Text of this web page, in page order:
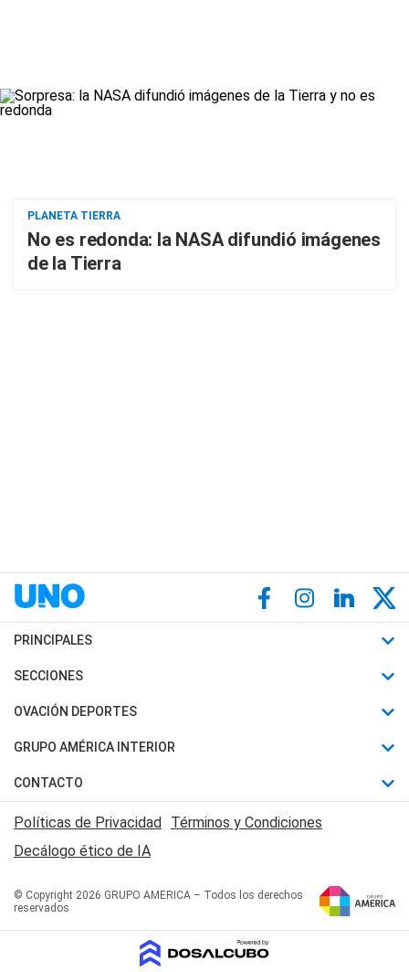
PLANETA TIERRA
No es redonda: la NASA difundió imágenes
de la Tierra
PRINCIPALES
Últimas Noticias
Política
Judiciales
Economia
SECCIONES
Horóscopo
Motores
Trucos caseros
Series y Películas
Edictos y Solicitadas
OVACIÓN DEPORTES
Fútbol
Mundial
Automovilismo
Rugby
Básquet
GRUPO AMÉRICA INTERIOR
Canal 7 en Vivo
San Juan 8
CONTACTO
Acerca de Nosotros
Contactanos
Políticas de Privacidad Términos y Condiciones
Decálogo ético de IA
© Copyright 2026 GRUPO AMERICA – Todos los derechos
reservados